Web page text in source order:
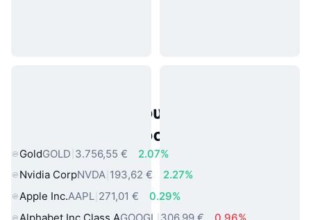
Δημοφιλή περιουσιακά στοιχεία
πραγματικού κόσμου
GoldGOLD 3.756,55 €
2.07%
Nvidia CorpNVDA 193,62 €
2.27%
Apple Inc.AAPL 271,01 €
0.29%